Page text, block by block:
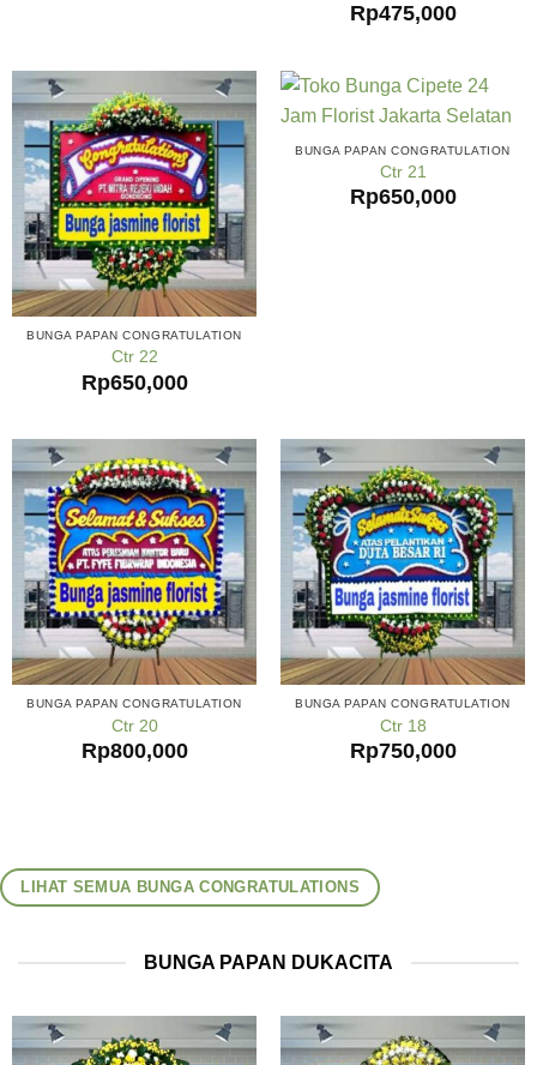
Rp475,000
BUNGA PAPAN CONGRATULATION
Ctr 22
Rp650,000
BUNGA PAPAN CONGRATULATION
Ctr 21
Rp650,000
BUNGA PAPAN CONGRATULATION
Ctr 20
Rp800,000
BUNGA PAPAN CONGRATULATION
Ctr 18
Rp750,000
LIHAT SEMUA BUNGA CONGRATULATIONS
BUNGA PAPAN DUKACITA